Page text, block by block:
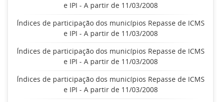
e IPI - A partir de 11/03/2008
Índices de participação dos municípios Repasse de ICMS
e IPI - A partir de 11/03/2008
Índices de participação dos municípios Repasse de ICMS
e IPI - A partir de 11/03/2008
Índices de participação dos municípios Repasse de ICMS
e IPI - A partir de 11/03/2008